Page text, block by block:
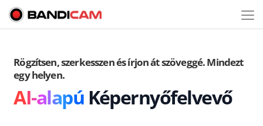
Rögzítsen, szerkesszen és írjon át szöveggé. Mindezt
egy helyen.
AI-alapú Képernyőfelvevő